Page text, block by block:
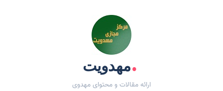
.مهدویت
ارائه مقالات و محتوای مهدوی